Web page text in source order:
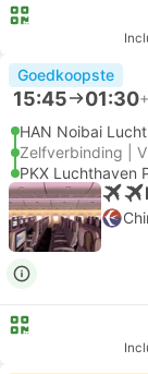
Goedkoopste
15:45 01:30
HAN Noibai
Zelfverbinding |
PKX Luchthaven